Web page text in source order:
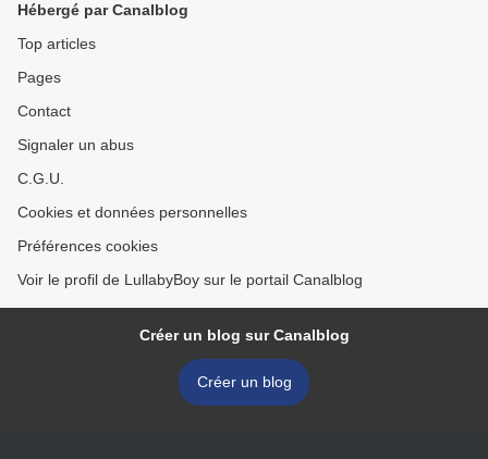
Hébergé par Canalblog
Top articles
Pages
Contact
Signaler un abus
C.G.U.
Cookies et données personnelles
Préférences cookies
Voir le profil de LullabyBoy sur le portail Canalblog
Créer un blog sur Canalblog
Créer un blog